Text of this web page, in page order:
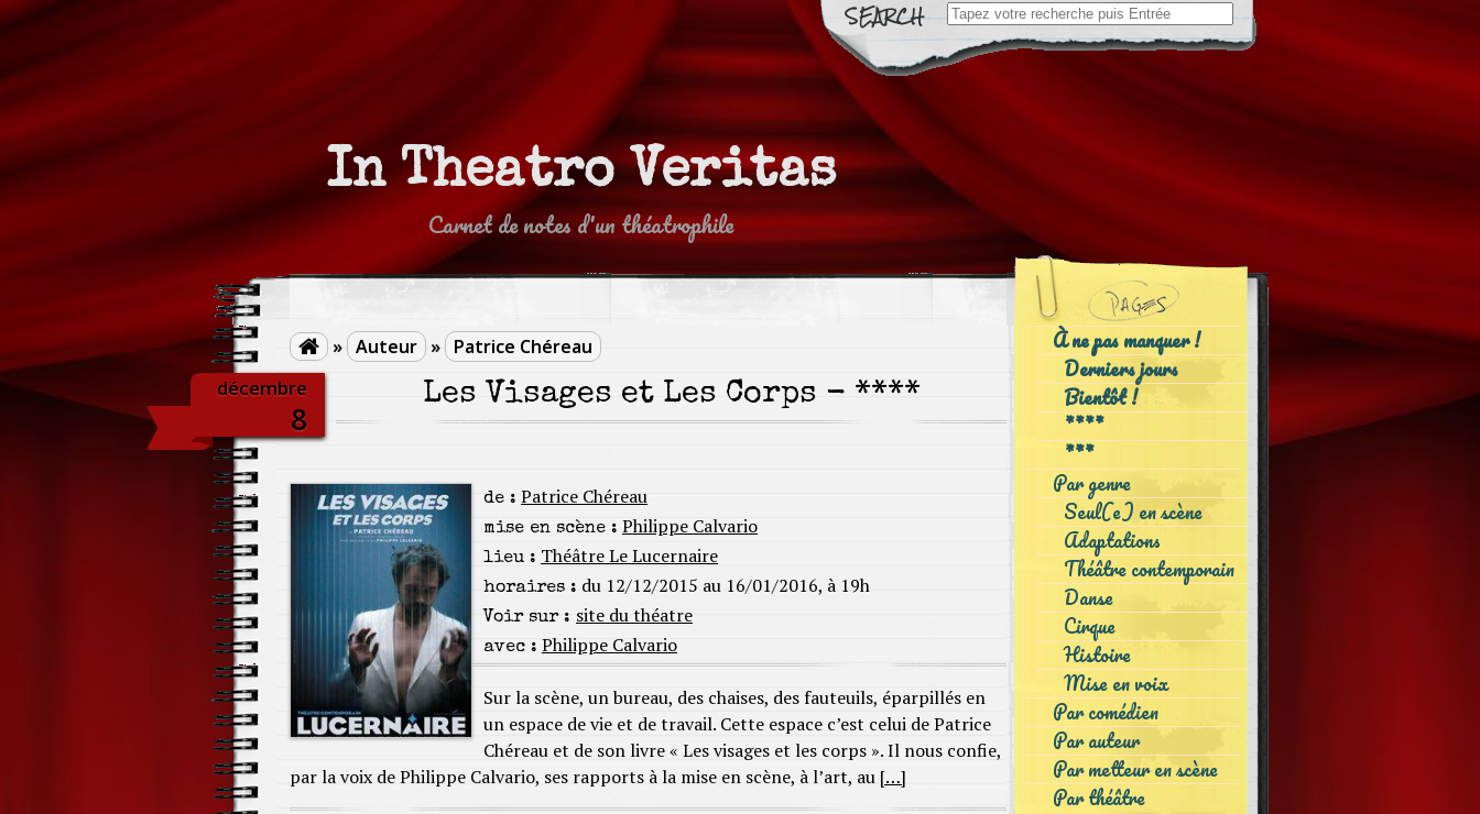
Search
for:
In Theatro Veritas
Carnet de notes d'un théatrophile
 » Auteur » Patrice Chéreau
décembre
8
Les Visages et Les Corps - ****
de : Patrice Chéreau
mise en scène : Philippe Calvario
lieu : Théâtre Le Lucernaire
horaires : du 12/12/2015 au 16/01/2016, à 19h
Voir sur : site du théatre
avec : Philippe Calvario
Sur la scène, un bureau, des chaises, des fauteuils, éparpillés en
un espace de vie et de travail. Cette espace c’est celui de Patrice
Chéreau et de son livre « Les visages et les corps ». Il nous confie,
par la voix de Philippe Calvario, ses rapports à la mise en scène, à l’art, au […]
À ne pas manquer !
Derniers jours
Bientôt !
****
***
Par genre
Seul(e) en scène
Adaptations
Théâtre contemporain
Danse
Cirque
Histoire
Mise en voix
Par comédien
Par auteur
Par metteur en scène
Par théâtre